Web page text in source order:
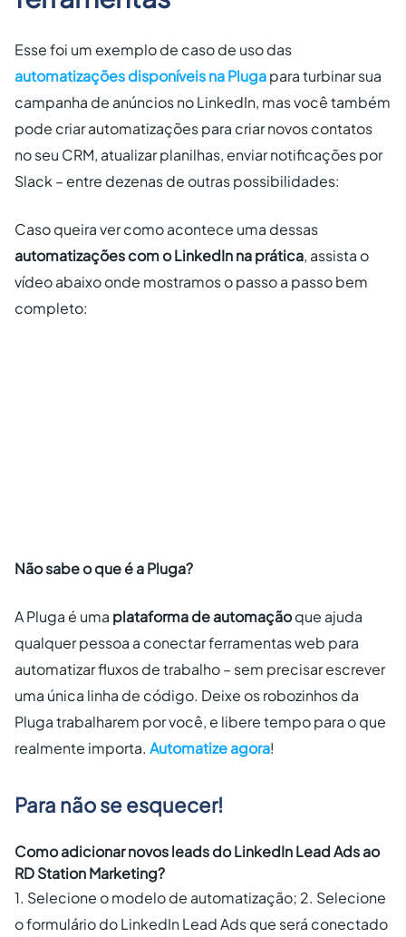
Esse foi um exemplo de caso de uso das
automatizações disponíveis na Plugapara turbinar sua
campanha de anúncios no LinkedIn, mas você também
pode criar automatizações para criar novos contatos
no seu CRM, atualizar planilhas, enviar notificações por
Slack – entre dezenas de outras possibilidades:
Caso queira ver como acontece uma dessas
automatizações com o LinkedIn na prática, assista o
vídeo abaixo onde mostramos o passo a passo bem
completo:
Não sabe o que é a Pluga?
A Pluga é uma plataforma de automaçãoque ajuda
qualquer pessoa a conectar ferramentas web para
automatizar fluxos de trabalho – sem precisar escrever
uma única linha de código. Deixe os robozinhos da
Pluga trabalharem por você, e libere tempo para o que
realmente importa. Automatize agora!
Para não se esquecer!
Como adicionar novos leads do LinkedIn Lead Ads ao
RD Station Marketing?
1. Selecione o modelo de automatização; 2. Selecione
o formulário do LinkedIn Lead Ads que será conectado